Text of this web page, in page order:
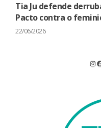
Tia Ju defende
Pacto contra o
22/06/2026